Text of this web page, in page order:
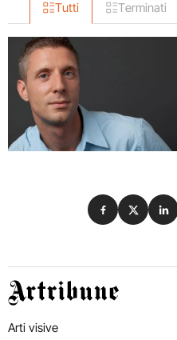
Tutti Terminati
Condividi su
Artribune
Arti visive